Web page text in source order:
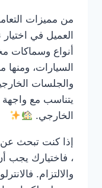
من مميزات
العميل في
أنواع وسماكات
السيارات،
والجلسات
يتناسب مع واجهة
الخارجي.
إذا كنت تبحث عن
، فاختيارك يجب
والالتزام.